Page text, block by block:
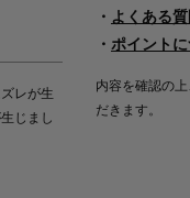
レが生
じまし
・ よくある質
・ ポイント
内容を確認の
だきます。